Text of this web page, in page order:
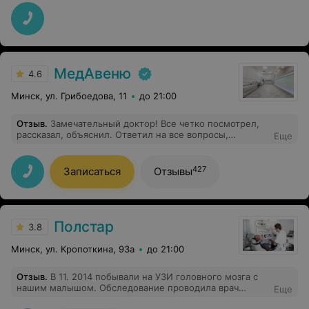
никто не вдавался в суть проблемы. Анна досконально
изучила историю болезни и предложила три пути
решения проблемы с подробным описанием , что и
как работает. Видно, что доктор изучает современные
знания в медицине , а не пользуется знаниями
Минске!
4.6 МедАвеню
Минск, ул. Грибоедова, 11 до 21:00
Отзыв. Замечательный доктор! Все четко посмотрел,
рассказал, объяснил. Ответил на все вопросы,
лечению моей ситуации. Не будет вам навязывать и
советовать лишнего. Очень свойский, юморной, и при
этом очень эрудированный, огромный профессионал
своего дела. Я рада, что однажды попала к нему на
прием. Рекомендую записываться заранее!
Еще
Записаться Отзывы427
3.8 Полстар
Минск, ул. Кропоткина, 93а до 21:00
Отзыв. В 11. 2014 побывали на УЗИ головного мозга с
нашим малышом. Обследование проводила врач
Еще